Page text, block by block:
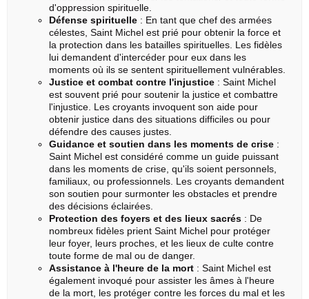
d'oppression spirituelle.
Défense spirituelle : En tant que chef des armées
célestes, Saint Michel est prié pour obtenir la force et
la protection dans les batailles spirituelles. Les fidèles
lui demandent d'intercéder pour eux dans les
moments où ils se sentent spirituellement vulnérables.
Justice et combat contre l'injustice : Saint Michel
est souvent prié pour soutenir la justice et combattre
l'injustice. Les croyants invoquent son aide pour
obtenir justice dans des situations difficiles ou pour
défendre des causes justes.
Guidance et soutien dans les moments de crise :
Saint Michel est considéré comme un guide puissant
dans les moments de crise, qu'ils soient personnels,
familiaux, ou professionnels. Les croyants demandent
son soutien pour surmonter les obstacles et prendre
des décisions éclairées.
Protection des foyers et des lieux sacrés : De
nombreux fidèles prient Saint Michel pour protéger
leur foyer, leurs proches, et les lieux de culte contre
toute forme de mal ou de danger.
Assistance à l'heure de la mort : Saint Michel est
également invoqué pour assister les âmes à l'heure
de la mort, les protéger contre les forces du mal et les